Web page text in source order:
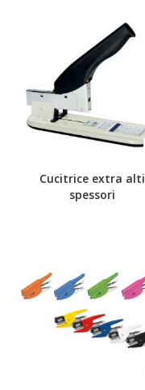
Cucitrice extra alti
spessori